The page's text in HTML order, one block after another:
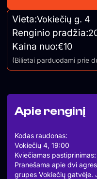
Apie renginį
Kodas raudonas:
Vokiečių 4, 19:00
Kviečiamas pastiprinimas:
Pranešama apie dvi
grupes Vokiečių gatvėje.
Vieta:Vokiečių g. 4
Renginio pradžia:
Kaina nuo:€10
(Bilietai parduodami prie